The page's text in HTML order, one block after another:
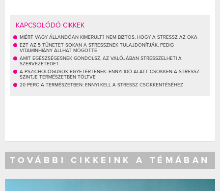
KAPCSOLÓDÓ CIKKEK
MIÉRT VAGY ÁLLANDÓAN KIMERÜLT? NEM BIZTOS, HOGY A STRESSZ AZ OKA
EZT AZ 5 TÜNETET SOKAN A STRESSZNEK TULAJDONÍTJÁK, PEDIG
VITAMINHIÁNY ÁLLHAT MÖGÖTTE
AMIT EGÉSZSÉGESNEK GONDOLSZ, AZ VALÓJÁBAN STRESSZELHETI A
SZERVEZETEDET
A PSZICHOLÓGUSOK EGYETÉRTENEK: ENNYI IDŐ ALATT CSÖKKEN A STRESSZ
SZINTJE TERMÉSZETBEN TÖLTVE
20 PERC A TERMÉSZETBEN: ENNYI KELL A STRESSZ CSÖKKENTÉSÉHEZ
TOVÁBBI CIKKEINK A TÉMÁBAN